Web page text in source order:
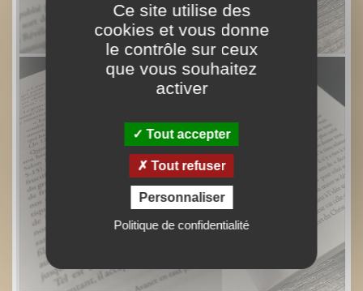
Ce site utilise des
cookies et vous donne
le contrôle sur ceux
que vous souhaitez
activer
Tout accepter
Tout refuser
Personnaliser
Politique de confidentialité